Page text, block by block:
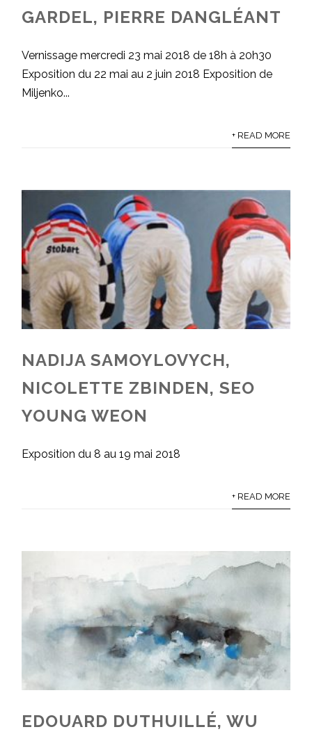
GARDEL, PIERRE DANGLÉANT
Vernissage mercredi 23 mai 2018 de 18h à 20h30
Exposition du 22 mai au 2 juin 2018 Exposition de
Miljenko...
+ READ MORE
NADIJA SAMOYLOVYCH,
NICOLETTE ZBINDEN, SEO
YOUNG WEON
Exposition du 8 au 19 mai 2018
+ READ MORE
EDOUARD DUTHUILLÉ, WU